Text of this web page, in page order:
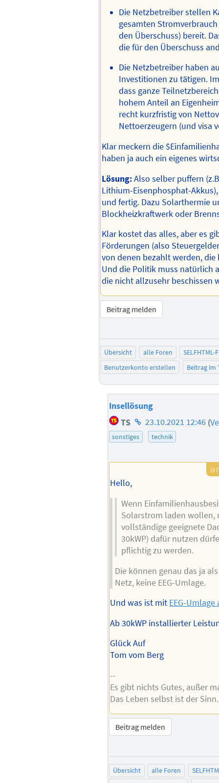
Die Netzbetreiber stellen
gesamten
den Überschuss) bereit.
die für den Überschuss
Die Netzbetreiber haben
Investitionen zu tätigen.
dass ganze
hohem Anteil an
recht kurzfristig von
Nettoerzeugern (und visa
Klar meckern die
haben ja auch ein eigenes
Lösung:Also selber puffern
Lithium-Eisenphosphat-
und fertig. Dazu Solarthermie
Blockheizkraftwerk oder
Klar kostet das alles, aber es
Förderungen (also
von denen bezahlt werden, die
Und die Politik muss natürlich
die nicht allzusehr beschissen
Beitrag melden
Übersicht alle Foren
SELFHTML-
Benutzerkonto erstellen
Beitrag im
Insellösung
TS Homepage
des
23.10.2021 12:46 (
sonstiges technik
Hello,
Wenn
Solarstrom laden wollen,
vollständige geeignete
30kWP) dafür nutzen
pflichtig zu werden.
Die können genau das ja
Netz, keine EEG-Umlage.
Und was ist mit EEG-
Ab 30kWP installierter
Glück Auf
Tom vom Berg
--
Es gibt nichts Gutes, außer
Das Leben selbst ist der Sinn.
Beitrag melden
Übersicht alle Foren